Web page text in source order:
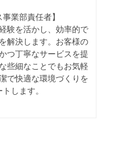
事業部責任者】
験を活かし、効率的で
解決します。お客様の
つ丁寧なサービスを提
些細なことでもお気軽
で快適な環境づくりを
します。